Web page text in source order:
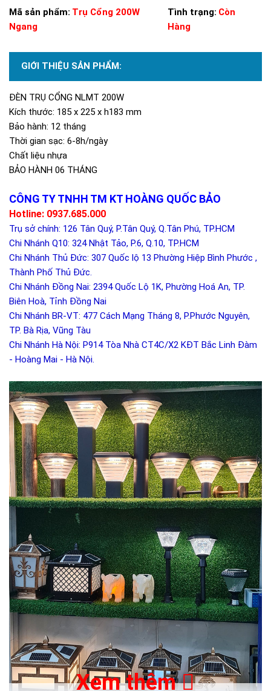
Mã sản phẩm: Trụ Cổng 200W
Ngang
Tình trạng: Còn
Hàng
GIỚI THIỆU SẢN PHẨM:
ĐÈN TRỤ CỔNG NLMT 200W
Kích thước: 185 x 225 x h183 mm
Bảo hành: 12 tháng
Thời gian sạc: 6-8h/ngày
Chất liệu nhựa
BẢO HÀNH 06 THÁNG
CÔNG TY TNHH TM KT HOÀNG QUỐC BẢO
Hotline: 0937.685.000
Trụ sở chính: 126 Tân Quý, P.Tân Quý, Q.Tân Phú, TP.HCM
Chi Nhánh Q10: 324 Nhật Tảo, P.6, Q.10, TP.HCM
Chi Nhánh Thủ Đức: 307 Quốc lộ 13 Phường Hiệp Bình Phước ,
Thành Phố Thủ Đức.
Chi Nhánh Đồng Nai: 2394 Quốc Lộ 1K, Phường Hoá An, TP.
Biên Hoà, Tỉnh Đồng Nai
Chi Nhánh BR-VT: 477 Cách Mạng Tháng 8, P.Phước Nguyên,
TP. Bà Rịa, Vũng Tàu
Chi Nhánh Hà Nội: P914 Tòa Nhà CT4C/X2 KĐT Bắc Linh Đàm
- Hoàng Mai - Hà Nội.
Xem thêm